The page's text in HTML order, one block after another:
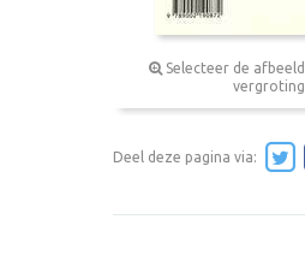
Selecteer de
vergroting
Deel deze pagina via: